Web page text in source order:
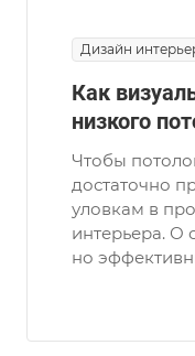
Дизайн
Как
низкого
Чтобы
достаточно
уловкам в
интерьера. О
но